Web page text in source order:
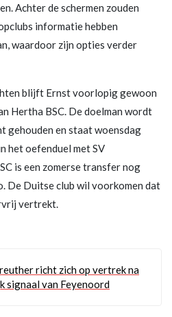
Achter de schermen zouden
informatie hebben
waardoor zijn opties verder
blijft Ernst voorlopig gewoon
Hertha BSC. De doelman wordt
gehouden en staat woensdag
het oefenduel met SV
is een zomerse transfer nog
De Duitse club wil voorkomen dat
vertrekt.
richt zich op vertrek na
signaal van Feyenoord